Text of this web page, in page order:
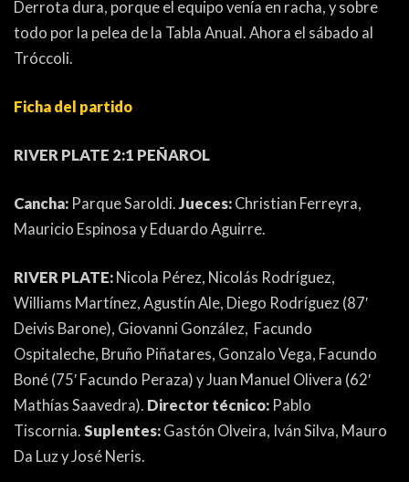
Derrota dura, porque el equipo venía en racha, y sobre
todo por la pelea de la Tabla Anual. Ahora el sábado al
Tróccoli.
Ficha del partido
RIVER PLATE 2:1 PEÑAROL
Cancha: Parque Saroldi.Jueces: Christian Ferreyra,
Mauricio Espinosa y Eduardo Aguirre.
RIVER PLATE: Nicola Pérez, Nicolás Rodríguez,
Williams Martínez, Agustín Ale, Diego Rodríguez (87′
Deivis Barone), Giovanni González, Facundo
Ospitaleche, Bruño Piñatares, Gonzalo Vega, Facundo
Boné (75′ Facundo Peraza) y Juan Manuel Olivera (62′
Mathías Saavedra). Director técnico: Pablo
Tiscornia. Suplentes: Gastón Olveira, Iván Silva, Mauro
Da Luz y José Neris.